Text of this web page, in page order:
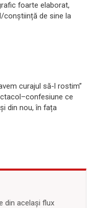
foarte elaborat,
conștiință de sine la
curajul să-l rostim”
ce
din nou, în fața
din același flux